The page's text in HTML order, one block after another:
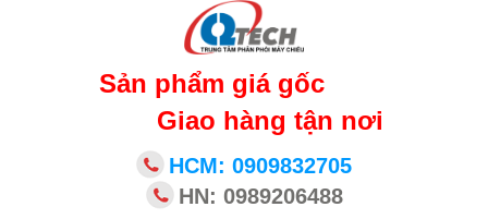
Sản phẩm giá gốc
Giao hàng tận nơi
HCM: 0909832705
HN: 0989206488